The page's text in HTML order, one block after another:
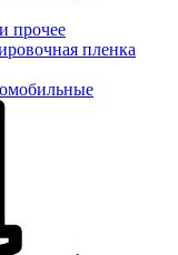
прочее
пленка